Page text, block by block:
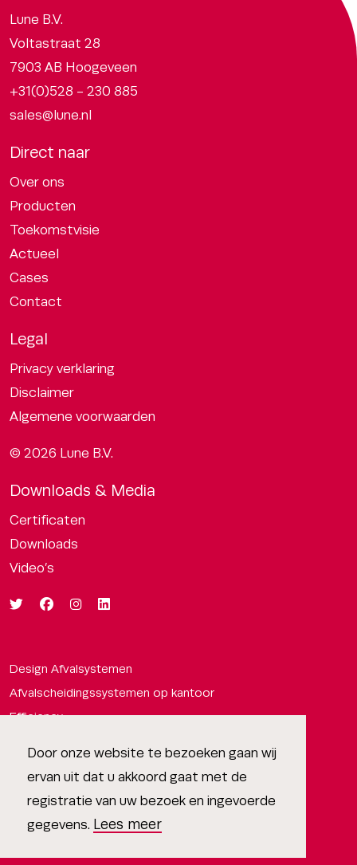
Door onze website te bezoeken gaan wij
ervan uit dat u akkoord gaat met de
registratie van uw bezoek en ingevoerde
gegevens. Lees meer
Lune B.V.
Voltastraat 28
7903 AB Hoogeveen
+31(0)528 - 230 885
sales@lune.nl
Direct naar
Over ons
Producten
Toekomstvisie
Actueel
Cases
Contact
Legal
Privacy verklaring
Disclaimer
Algemene voorwaarden
© 2026 Lune B.V.
Downloads & Media
Certificaten
Downloads
Video’s
Design Afvalsystemen
Afvalscheidingssystemen op kantoor
Efficiency
Expertise